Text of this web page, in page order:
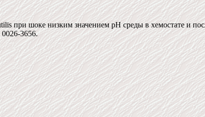
при шоке низким значением рН среды в хемостате и
3656.